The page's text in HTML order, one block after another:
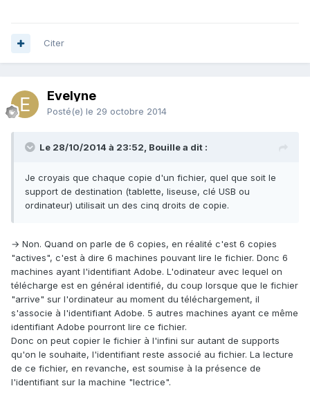
Citer
Evelyne
Posté(e) le 29 octobre 2014
Le 28/10/2014 à 23:52, Bouille a dit :
Je croyais que chaque copie d'un fichier, quel que soit le
support de destination (tablette, liseuse, clé USB ou
ordinateur) utilisait un des cinq droits de copie.
→ Non. Quand on parle de 6 copies, en réalité c'est 6 copies
"actives", c'est à dire 6 machines pouvant lire le fichier. Donc 6
machines ayant l'identifiant Adobe. L'odinateur avec lequel on
télécharge est en général identifié, du coup lorsque que le fichier
"arrive" sur l'ordinateur au moment du téléchargement, il
s'associe à l'identifiant Adobe. 5 autres machines ayant ce même
identifiant Adobe pourront lire ce fichier.
Donc on peut copier le fichier à l'infini sur autant de supports
qu'on le souhaite, l'identifiant reste associé au fichier. La lecture
de ce fichier, en revanche, est soumise à la présence de
l'identifiant sur la machine "lectrice".